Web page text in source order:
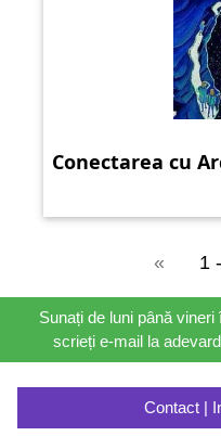
Conectarea cu
« 1
Sunați de luni până
scrieți e-mail la
Contact |